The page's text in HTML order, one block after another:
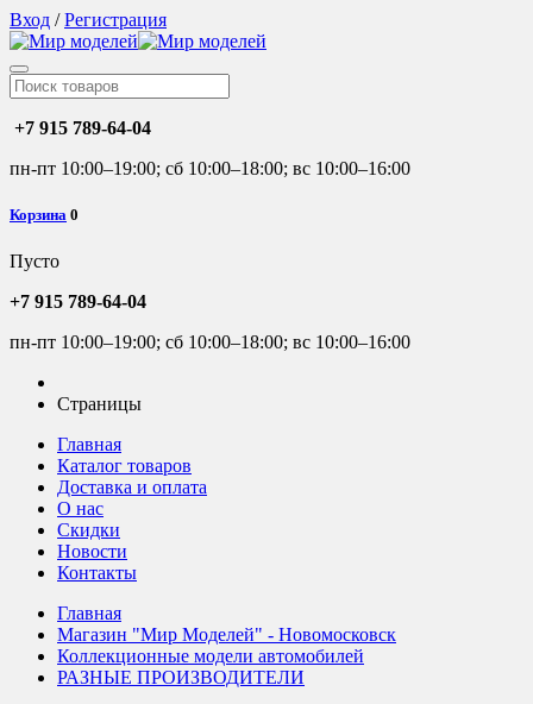
Вход /Регистрация
+7 915 789-64-04
пн-пт 10:00–19:00; сб 10:00–18:00; вс 10:00–16:00
Корзина 0
Пусто
+7 915 789-64-04
пн-пт 10:00–19:00; сб 10:00–18:00; вс 10:00–16:00
Страницы
Главная
Каталог товаров
Доставка и оплата
О нас
Скидки
Новости
Контакты
Главная
Магазин "Мир Моделей" - Новомосковск
Коллекционные модели автомобилей
РАЗНЫЕ ПРОИЗВОДИТЕЛИ